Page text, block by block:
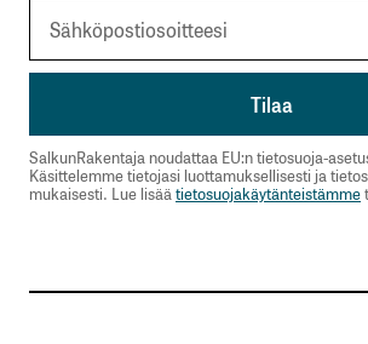
SalkunRakentaja noudattaa EU:n tietosuoja-
Käsittelemme tietojasi luottamuksellisesti ja
mukaisesti. Lue lisää tietosuojakäytänteistämme